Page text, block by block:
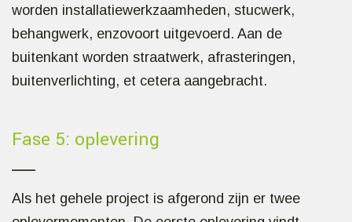
worden installatiewerkzaamheden, stucwerk,
behangwerk, enzovoort uitgevoerd. Aan de
buitenkant worden straatwerk, afrasteringen,
buitenverlichting, et cetera aangebracht.
Fase 5: oplevering
Als het gehele project is afgerond zijn er twee